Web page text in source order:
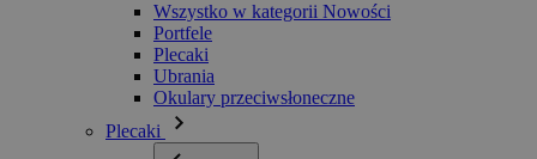
Wszystko w kategorii Nowości
Portfele
Plecaki
Ubrania
Okulary przeciwsłoneczne
Plecaki